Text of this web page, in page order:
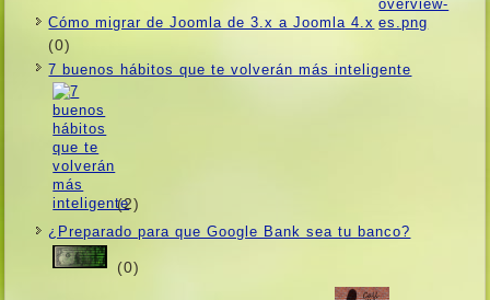
Cómo migrar de Joomla de 3.x a Joomla 4.x
(0)
7 buenos hábitos que te volverán más inteligente
(2)
¿Preparado para que Google Bank sea tu banco?
(0)